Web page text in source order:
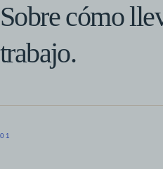
Sobre cómo
trabajo.
01